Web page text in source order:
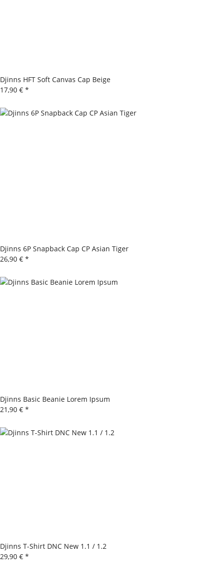
Djinns HFT Soft Canvas Cap Beige
17,90 € *
Djinns 6P Snapback Cap CP Asian Tiger
26,90 € *
Djinns Basic Beanie Lorem Ipsum
21,90 € *
Djinns T-Shirt DNC New 1.1 / 1.2
29,90 € *